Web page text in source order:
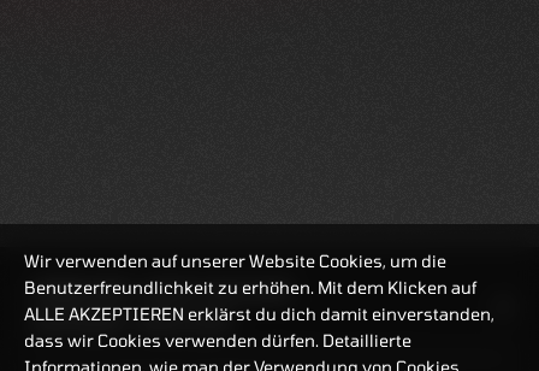
HANDELSZEIT
MO-FR: 7:30-23 UHR
ZERTIFIKATE
8:00-22 UHR
Wir verwenden auf unserer Website Cookies, um die
Benutzerfreundlichkeit zu erhöhen. Mit dem Klicken auf
ALLE AKZEPTIEREN erklärst du dich damit einverstanden,
dass wir Cookies verwenden dürfen. Detaillierte
Informationen, wie man der Verwendung von Cookies